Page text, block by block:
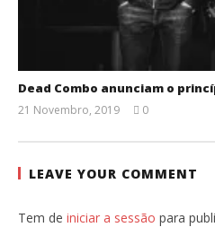
Dead Combo anunciam o
21 Novembro, 2019
Ventura
0
LEAVE YOUR COMMENT
Tem de iniciar a sessão para